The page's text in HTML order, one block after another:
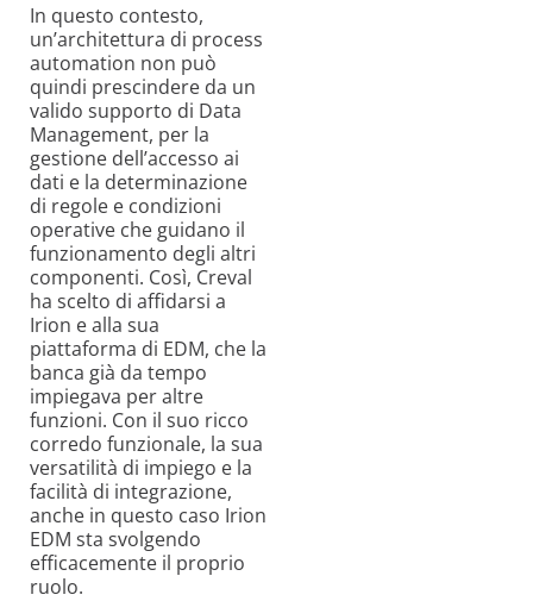
In questo contesto,
un’architettura di process
automation non può
quindi prescindere da un
valido supporto di Data
Management, per la
gestione dell’accesso ai
dati e la determinazione
di regole e condizioni
operative che guidano il
funzionamento degli altri
componenti. Così, Creval
ha scelto di affidarsi a
Irion e alla sua
piattaforma di EDM, che la
banca già da tempo
impiegava per altre
funzioni. Con il suo ricco
corredo funzionale, la sua
versatilità di impiego e la
facilità di integrazione,
anche in questo caso Irion
EDM sta svolgendo
efficacemente il proprio
ruolo.